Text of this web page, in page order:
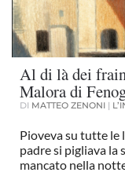
Al di là dei
Malora di
DI MATTEO ZENONI |
Pioveva su tutte le
padre si pigliava la
mancato nella